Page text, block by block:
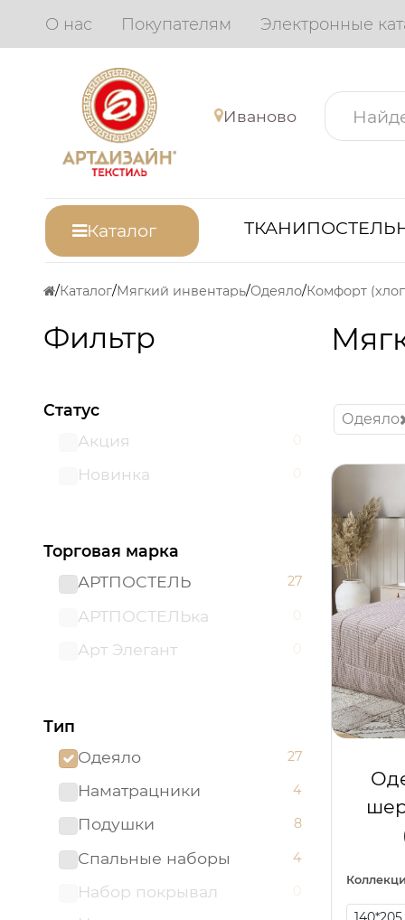
О нас Покупателям Электронные
Иваново
Каталог ТКАНИ
Каталог Мягкий инвентарь Одеяло Комфорт
Фильтр
Статус
Акция
0
Новинка 0
Торговая марка
АРТПОСТЕЛЬ
27
АРТПОСТЕЛЬка 0
Арт Элегант 0
Тип
Одеяло
27
Наматрацники 4
Подушки 8
Спальные наборы 4
Набор покрывал 0
Одеяло